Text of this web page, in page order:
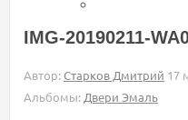
IMG-20190211-
Автор: Старков Дмитрий 17
Альбомы: Двери Эмаль